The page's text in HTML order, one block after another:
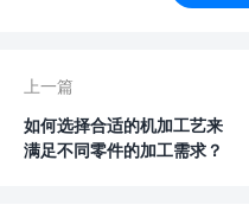
上一篇
如何选择合适的机加工艺来
满足不同零件的加工需求？